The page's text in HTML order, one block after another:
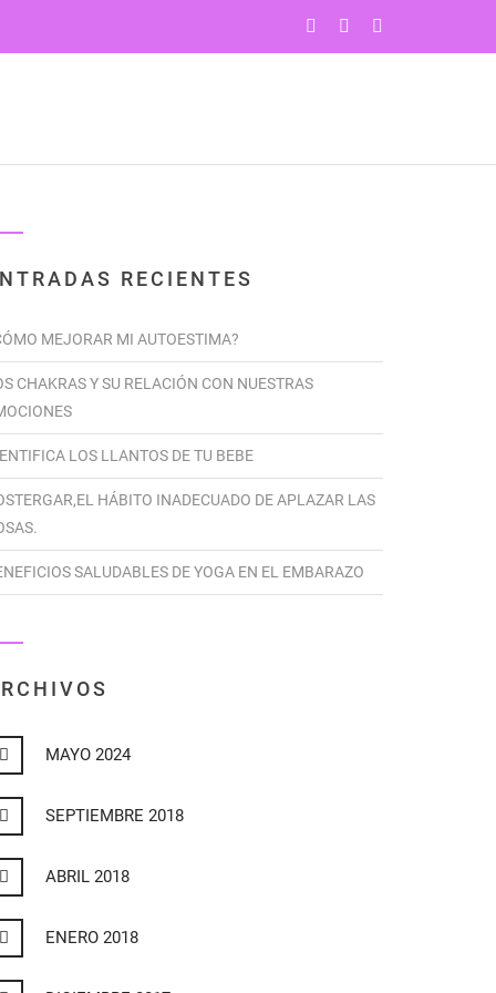
RECIENTES
MEJORAR MI AUTOESTIMA?
CHAKRAS Y SU RELACIÓN CON NUESTRAS
LOS LLANTOS DE TU BEBE
HÁBITO INADECUADO DE APLAZAR LAS
SALUDABLES DE YOGA EN EL EMBARAZO
MAYO 2024
SEPTIEMBRE 2018
ABRIL 2018
ENERO 2018